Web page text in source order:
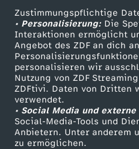
Zustimmungspflichtige
• Personalisierung:Die
Interaktionen ermöglicht
Angebot des ZDF an dich
personalisieren wir
Nutzung von ZDF
ZDFtivi. Daten von Dritten
verwendet.
• Social Media und
Social-Media-Tools und
Anbietern. Unter anderem
zu ermöglichen.
Livestreams
Sendungen A-Z
TV-Programm
ZDF Unternehmen
Karriere